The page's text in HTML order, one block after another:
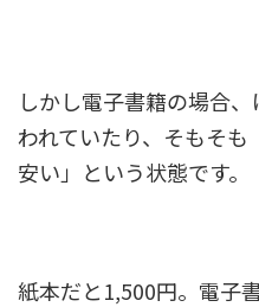
しかし電子書籍の場合
われていたり、そもそ
安い」という状態です。
紙本だと1,500円。電子